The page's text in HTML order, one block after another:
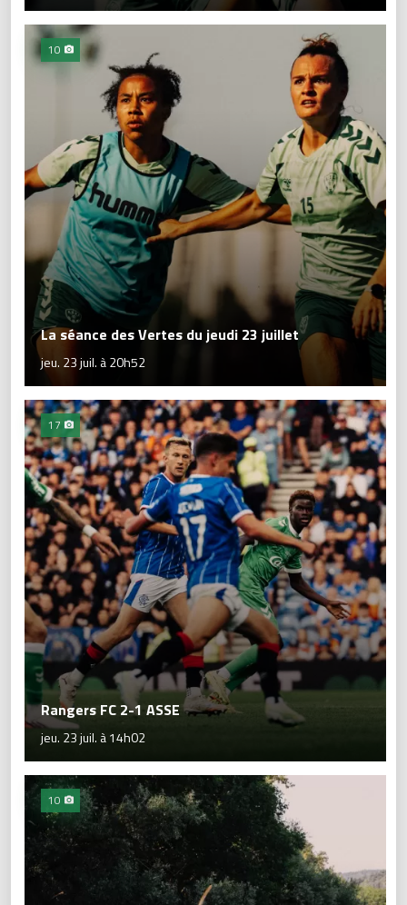
10
La séance des Vertes du jeudi 23 juillet
jeu. 23 juil. à 20h52
17
Rangers FC 2-1 ASSE
jeu. 23 juil. à 14h02
10